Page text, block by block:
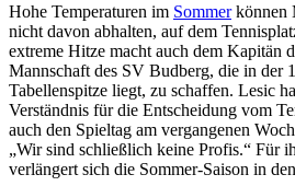
Hohe Temperaturen im Sommerkönnen
nicht davon abhalten, auf dem
extreme Hitze macht auch dem Kapitän
Mannschaft des SV Budberg, die in der
Tabellenspitze liegt, zu schaffen. Lesic
Verständnis für die Entscheidung vom
auch den Spieltag am vergangenen
„Wir sind schließlich keine Profis.“ Für
verlängert sich die Sommer-Saison in